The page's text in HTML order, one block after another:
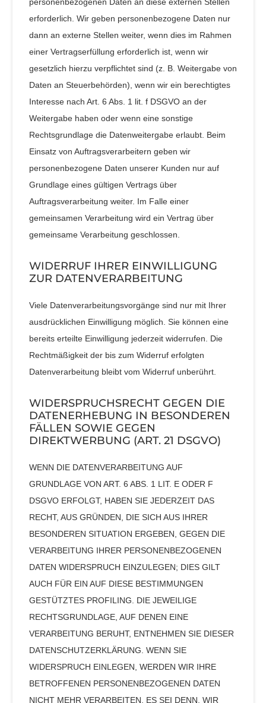
erforderlich. Wir geben personenbezogene Daten nur
dann an externe Stellen weiter, wenn dies im Rahmen
einer Vertragserfüllung erforderlich ist, wenn wir
gesetzlich hierzu verpflichtet sind (z. B. Weitergabe von
Daten an Steuerbehörden), wenn wir ein berechtigtes
Interesse nach Art. 6 Abs. 1 lit. f DSGVO an der
Weitergabe haben oder wenn eine sonstige
Rechtsgrundlage die Datenweitergabe erlaubt. Beim
Einsatz von Auftragsverarbeitern geben wir
personenbezogene Daten unserer Kunden nur auf
Grundlage eines gültigen Vertrags über
Auftragsverarbeitung weiter. Im Falle einer
gemeinsamen Verarbeitung wird ein Vertrag über
gemeinsame Verarbeitung geschlossen.
WIDERRUF IHRER EINWILLIGUNG
ZUR DATENVERARBEITUNG
Viele Datenverarbeitungsvorgänge sind nur mit Ihrer
ausdrücklichen Einwilligung möglich. Sie können eine
bereits erteilte Einwilligung jederzeit widerrufen. Die
Rechtmäßigkeit der bis zum Widerruf erfolgten
Datenverarbeitung bleibt vom Widerruf unberührt.
WIDERSPRUCHSRECHT GEGEN DIE
DATENERHEBUNG IN BESONDEREN
FÄLLEN SOWIE GEGEN
DIREKTWERBUNG (ART. 21 DSGVO)
WENN DIE DATENVERARBEITUNG AUF
GRUNDLAGE VON ART. 6 ABS. 1 LIT. E ODER F
DSGVO ERFOLGT, HABEN SIE JEDERZEIT DAS
RECHT, AUS GRÜNDEN, DIE SICH AUS IHRER
BESONDEREN SITUATION ERGEBEN, GEGEN DIE
VERARBEITUNG IHRER PERSONENBEZOGENEN
DATEN WIDERSPRUCH EINZULEGEN; DIES GILT
AUCH FÜR EIN AUF DIESE BESTIMMUNGEN
GESTÜTZTES PROFILING. DIE JEWEILIGE
RECHTSGRUNDLAGE, AUF DENEN EINE
VERARBEITUNG BERUHT, ENTNEHMEN SIE DIESER
DATENSCHUTZERKLÄRUNG. WENN SIE
WIDERSPRUCH EINLEGEN, WERDEN WIR IHRE
BETROFFENEN PERSONENBEZOGENEN DATEN
NICHT MEHR VERARBEITEN, ES SEI DENN, WIR